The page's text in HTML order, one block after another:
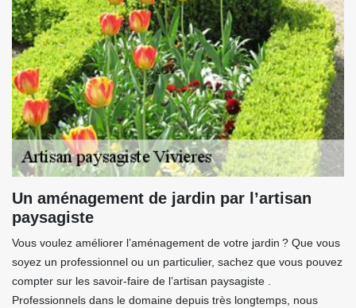
Un aménagement de jardin par l’artisan
paysagiste
Vous voulez améliorer l’aménagement de votre jardin ? Que vous
soyez un professionnel ou un particulier, sachez que vous pouvez
compter sur les savoir-faire de l’artisan paysagiste .
Professionnels dans le domaine depuis très longtemps, nous